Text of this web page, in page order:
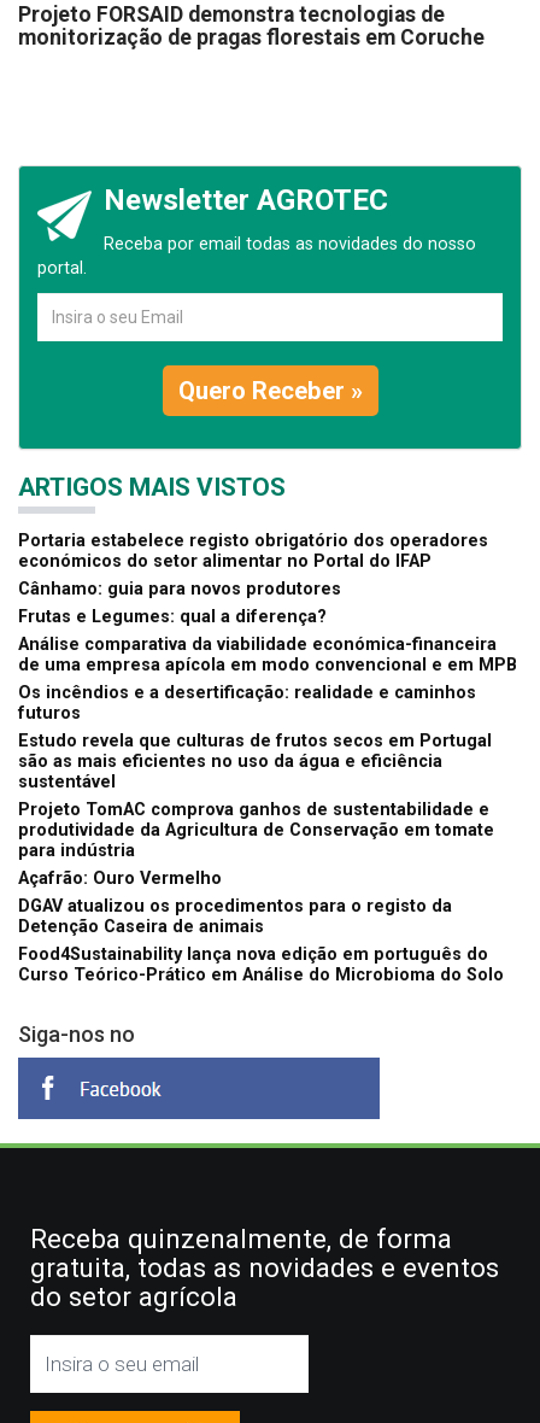
Projeto FORSAID demonstra tecnologias de
monitorização de pragas florestais em Coruche
Newsletter AGROTEC
Receba por email todas as novidades do nosso
portal.
Quero Receber »
ARTIGOS MAIS VISTOS
Portaria estabelece registo obrigatório dos operadores
económicos do setor alimentar no Portal do IFAP
Cânhamo: guia para novos produtores
Frutas e Legumes: qual a diferença?
Análise comparativa da viabilidade económica-financeira
de uma empresa apícola em modo convencional e em MPB
Os incêndios e a desertificação: realidade e caminhos
futuros
Estudo revela que culturas de frutos secos em Portugal
são as mais eficientes no uso da água e eficiência
sustentável
Projeto TomAC comprova ganhos de sustentabilidade e
produtividade da Agricultura de Conservação em tomate
para indústria
Açafrão: Ouro Vermelho
DGAV atualizou os procedimentos para o registo da
Detenção Caseira de animais
Food4Sustainability lança nova edição em português do
Curso Teórico-Prático em Análise do Microbioma do Solo
Siga-nos no
Receba quinzenalmente, de forma
gratuita, todas as novidades e eventos
do setor agrícola